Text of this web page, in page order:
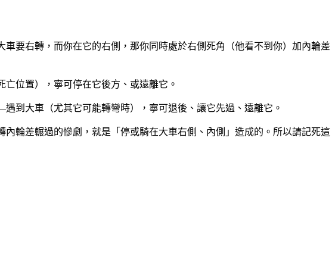
要右轉，而你在它的右側，那你同時處於右側死角（他看不到你）加內輪差
位置），寧可停在它後方、或遠離它。
大車（尤其它可能轉彎時），寧可退後、讓它先過、遠離它。
輪差輾過的慘劇，就是「停或騎在大車右側、內側」造成的。所以請記死這